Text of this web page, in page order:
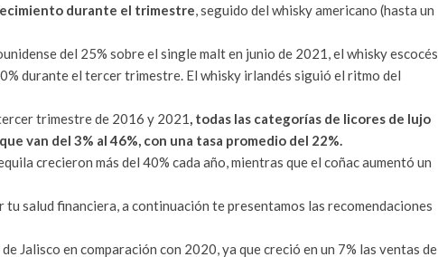
durante el trimestre, seguido del whisky americano (hasta un
del 25% sobre el single malt en junio de 2021, el whisky escocés
durante el tercer trimestre. El whisky irlandés siguió el ritmo del
trimestre de 2016 y 2021, todas las categorías de licores de lujo
van del 3% al 46%, con una tasa promedio del 22%.
crecieron más del 40% cada año, mientras que el coñac aumentó un
salud financiera, a continuación te presentamos las recomendaciones
Jalisco en comparación con 2020, ya que creció en un 7% las ventas de